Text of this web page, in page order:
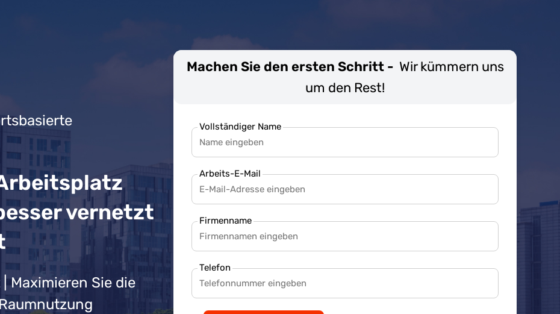
vernetzt
Maximieren Sie die
Machen Sie den ersten Schritt - Wir kümmern uns
um den Rest!
Vollständiger Name
Arbeits-E-Mail
Firmenname
Telefon